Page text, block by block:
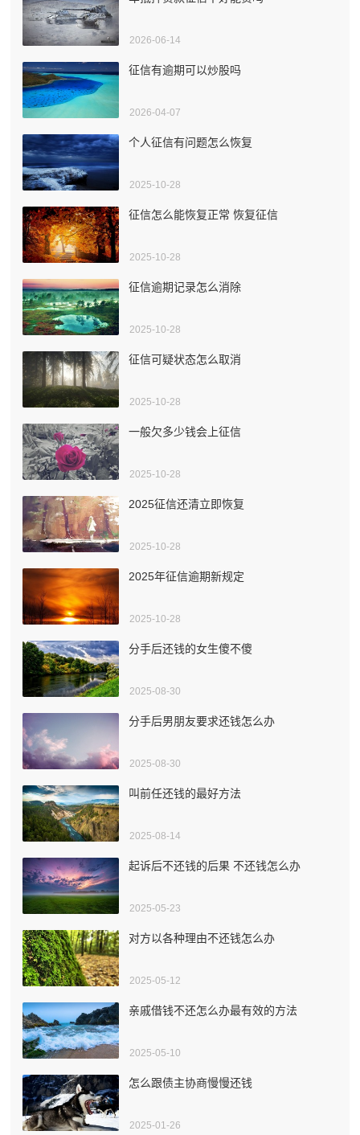
2026-06-14
征信有逾期可以炒股吗
2026-04-07
个人征信有问题怎么恢复
2025-10-28
征信怎么能恢复正常 恢复征信
2025-10-28
征信逾期记录怎么消除
2025-10-28
征信可疑状态怎么取消
2025-10-28
一般欠多少钱会上征信
2025-10-28
2025征信还清立即恢复
2025-10-28
2025年征信逾期新规定
2025-10-28
分手后还钱的女生傻不傻
2025-08-30
分手后男朋友要求还钱怎么办
2025-08-30
叫前任还钱的最好方法
2025-08-14
起诉后不还钱的后果 不还钱怎么办
2025-05-23
对方以各种理由不还钱怎么办
2025-05-12
亲戚借钱不还怎么办最有效的方法
2025-05-10
怎么跟债主协商慢慢还钱
2025-01-26